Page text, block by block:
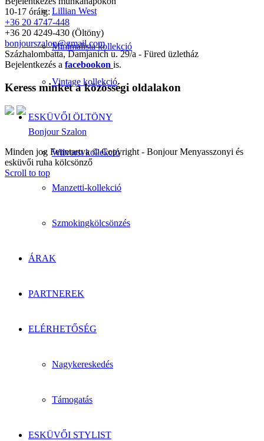
Lillian West
Minimalista kollekció
Vintage kollekció
ESKÜVŐI ÖLTÖNY
Wilvorst kollekció
Manzetti-kollekció
Szmokingkölcsönzés
ÁRAK
PARTNEREK
ELÉRHETŐSÉG
Nagykereskedés
Támogatás
ESKÜVŐI STYLIST
10-17 óráig:
+36 20 4747-448
+36 20 4249-430 (Öltöny)
bonjourszalon@gmail.com
Százhalombatta, Damjanich u. 29/a - Füred üzletház
Bejelentkezés a facebookon is.
Keress minket a közösségi oldalakon
Bonjour Szalon
Minden jog Fenntartva © Copyright - Bonjour Menyasszonyi és
esküvői ruha kölcsönző
Scroll to top